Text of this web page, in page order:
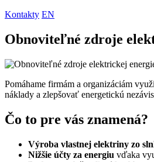
Kontakty EN
Obnoviteľné zdroje
Pomáhame firmám a organizáciám
náklady a zlepšovať energetickú
Čo to pre vás znamená?
Výroba vlastnej elektriny zo
Nižšie účty za energiu vďaka